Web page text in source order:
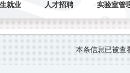
就业 人才招聘 实验室管
本条信息已被查